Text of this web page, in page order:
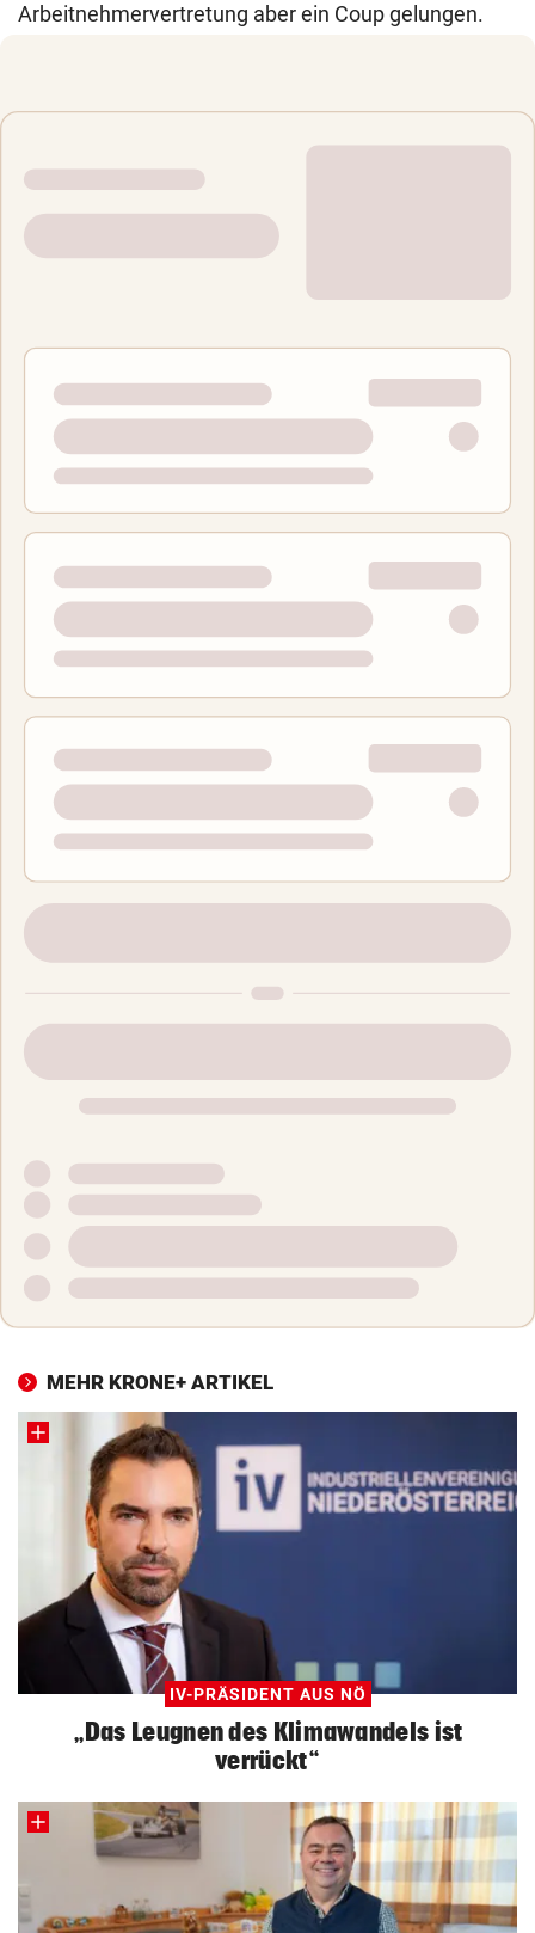
Arbeitnehmervertretung aber ein Coup gelungen.
MEHR KRONE+ ARTIKEL
IV-PRÄSIDENT AUS NÖ
„Das Leugnen des Klimawandels ist
verrückt“